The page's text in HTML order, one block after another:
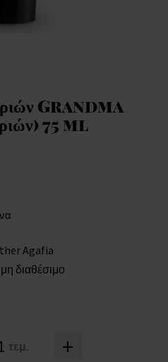
Grandma
75 ml
Agafia
διαθέσιμο
τεμ. +